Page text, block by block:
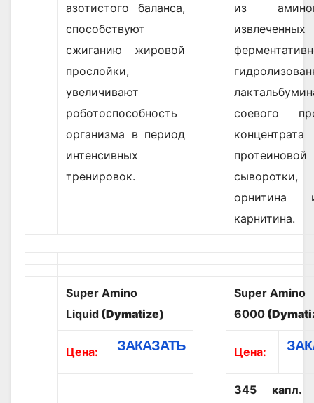
азотистого баланса,
способствуют
сжиганию жировой
прослойки,
увеличивают
роботоспособность
организма в период
интенсивных
тренировок.
из
соевого
концентрата
протеиновой
карнитина.
Super Amino
Liquid (Dymatize)
Super Amino
6000
Цена: ЗАКАЗАТЬ Цена:
345 капл.